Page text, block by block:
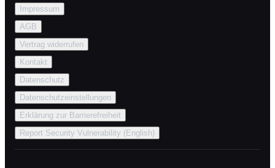
Impressum
AGB
Vertrag widerrufen
Kontakt
Datenschutz
Datenschutzeinstellungen
Erklärung zur Barrierefreiheit
Report Security Vulnerability (English)